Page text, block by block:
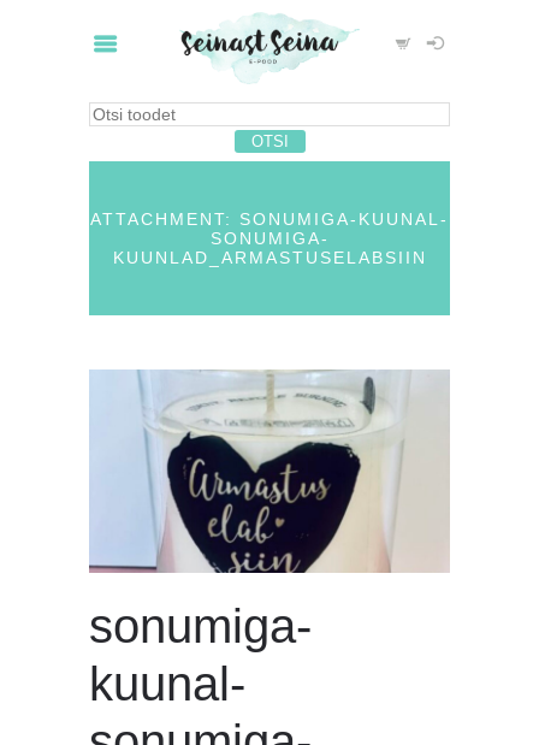
ATTACHMENT: SONUMIGA-KUUNAL-
SONUMIGA-
KUUNLAD_ARMASTUSELABSIIN
sonumiga-
kuunal-